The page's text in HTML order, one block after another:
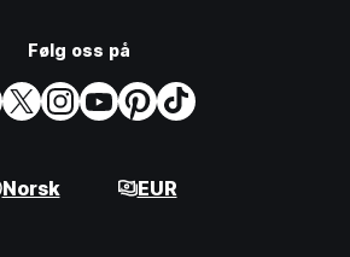
Følg oss på
Norsk EUR